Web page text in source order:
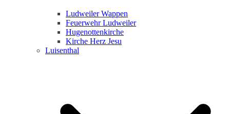
Ludweiler Wappen
Feuerwehr Ludweiler
Hugenottenkirche
Kirche Herz Jesu
Luisenthal